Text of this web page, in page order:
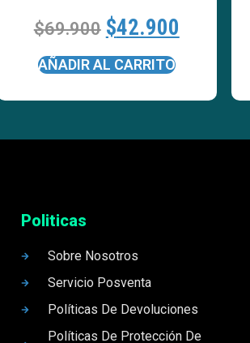
$69.900 $42.900
AÑADIR AL CARRITO
Politicas
Sobre Nosotros
Servicio Posventa
Políticas De Devoluciones
Políticas De Protección De